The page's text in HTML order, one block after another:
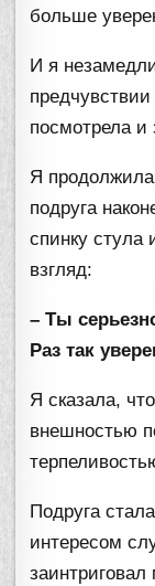
больше
И я
посмотрела
Я
подруга
спинку
взгляд:
– Ты
Раз так
Я сказала,
внешностью
Подруга
интересом